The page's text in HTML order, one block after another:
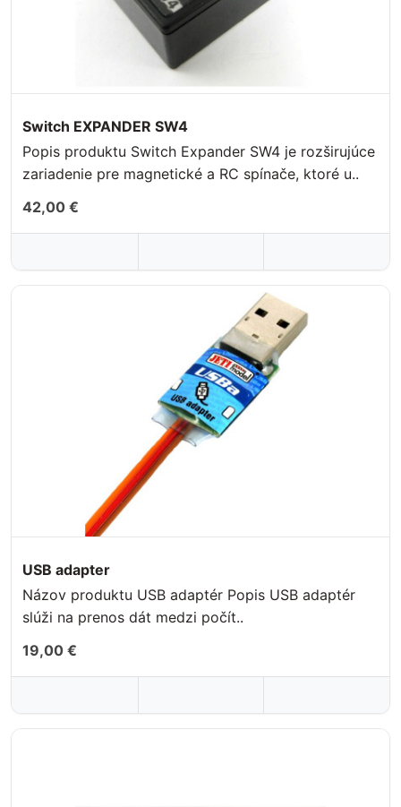
Switch EXPANDER SW4
Popis produktu Switch Expander SW4 je rozširujúce
zariadenie pre magnetické a RC spínače, ktoré u..
42,00 €
USB adapter
Názov produktu USB adaptér Popis USB adaptér
slúži na prenos dát medzi počít..
19,00 €